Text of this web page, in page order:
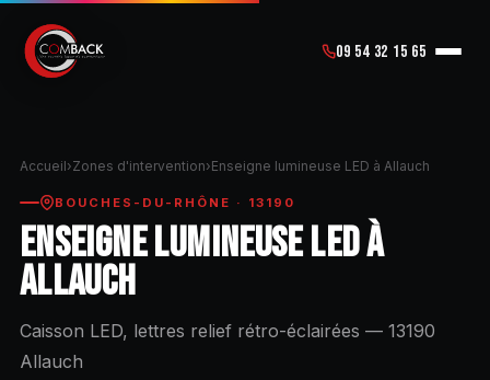
09 54 32 15 65
Accueil›Zones d'intervention›Enseigne lumineuse LED à Allauch
BOUCHES-DU-RHÔNE · 13190
ENSEIGNE LUMINEUSE LED À
ALLAUCH
Caisson LED, lettres relief rétro-éclairées — 13190
Allauch